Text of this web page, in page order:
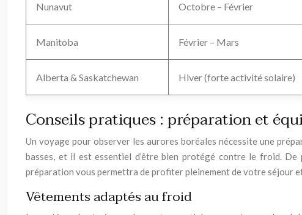
Nunavut Octobre – Février
Manitoba Février – Mars
Alberta & Saskatchewan Hiver (forte activité solaire)
Conseils pratiques : préparation et
Un voyage pour observer les aurores boréales nécessite une
basses, et il est essentiel d’être bien protégé contre le froid.
préparation vous permettra de profiter pleinement de votre séjour et
Vêtements adaptés au froid